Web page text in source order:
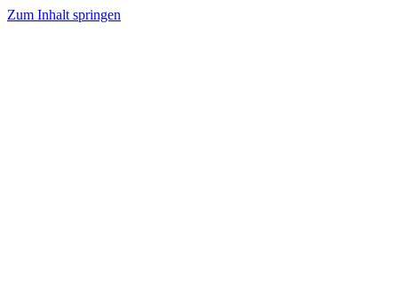
Zum Inhalt springen